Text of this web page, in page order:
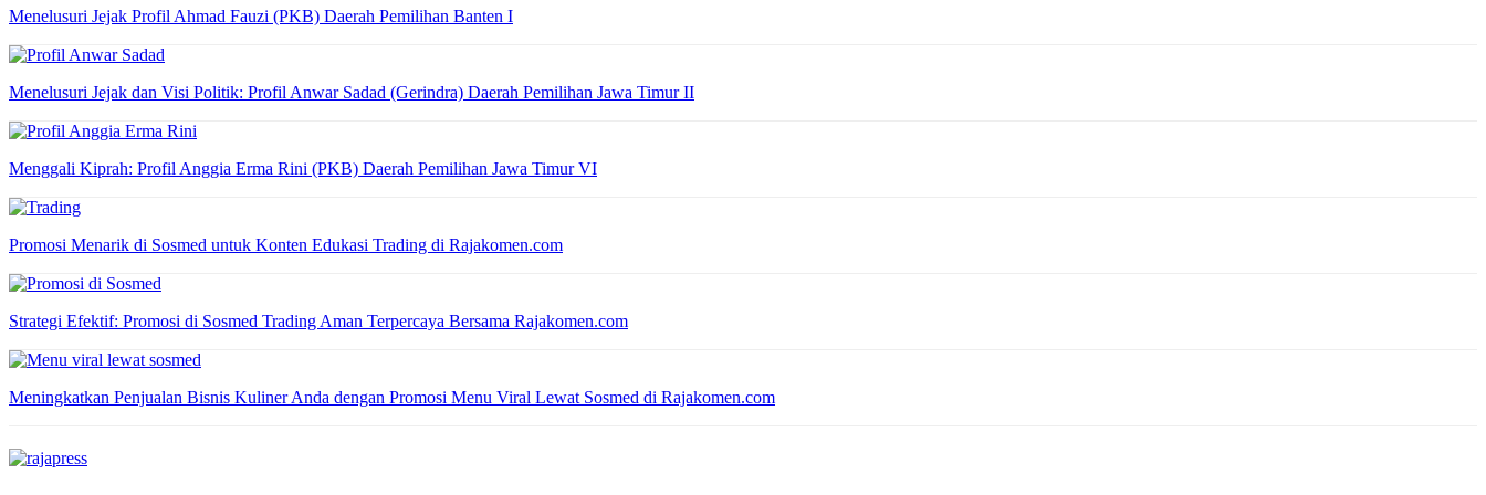
Menelusuri Jejak Profil Ahmad Fauzi (PKB) Daerah Pemilihan Banten I
Menelusuri Jejak dan Visi Politik: Profil Anwar Sadad (Gerindra) Daerah Pemilihan Jawa Timur II
Menggali Kiprah: Profil Anggia Erma Rini (PKB) Daerah Pemilihan Jawa Timur VI
Promosi Menarik di Sosmed untuk Konten Edukasi Trading di Rajakomen.com
Strategi Efektif: Promosi di Sosmed Trading Aman Terpercaya Bersama Rajakomen.com
Meningkatkan Penjualan Bisnis Kuliner Anda dengan Promosi Menu Viral Lewat Sosmed di Rajakomen.com